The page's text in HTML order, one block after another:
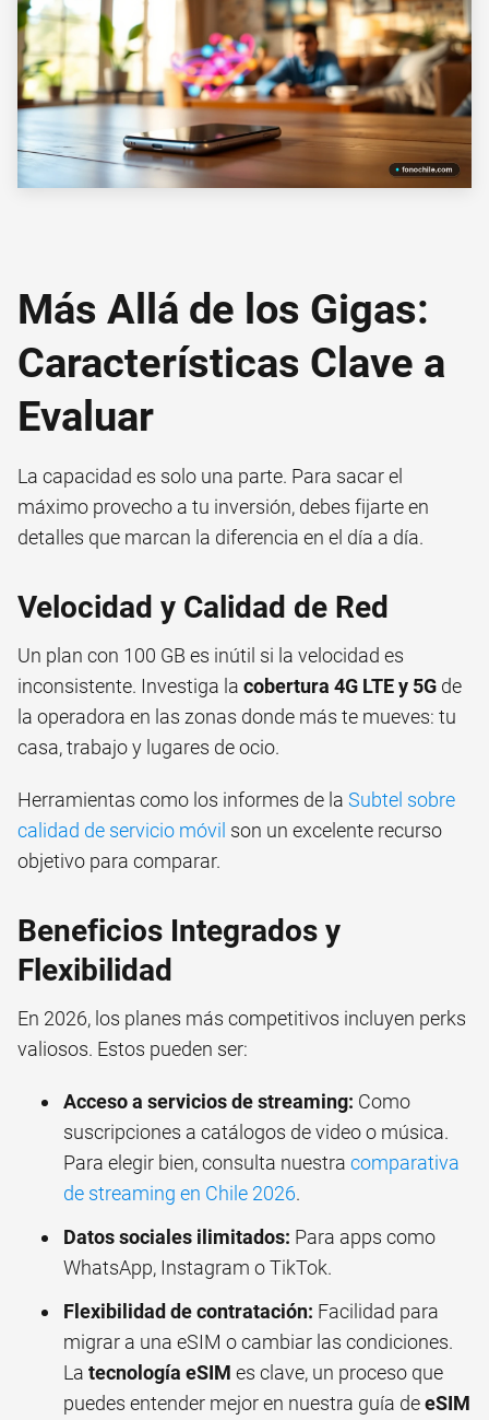
Más Allá de los Gigas:
Características Clave a
Evaluar
La capacidad es solo una parte. Para sacar el
máximo provecho a tu inversión, debes fijarte en
detalles que marcan la diferencia en el día a día.
Velocidad y Calidad de Red
Un plan con 100 GB es inútil si la velocidad es
inconsistente. Investiga la cobertura 4G LTE y 5G de
la operadora en las zonas donde más te mueves: tu
casa, trabajo y lugares de ocio.
Herramientas como los informes de la Subtel sobre
calidad de servicio móvil son un excelente recurso
objetivo para comparar.
Beneficios Integrados y
Flexibilidad
En 2026, los planes más competitivos incluyen perks
valiosos. Estos pueden ser:
Acceso a servicios de streaming: Como
suscripciones a catálogos de video o música.
Para elegir bien, consulta nuestra comparativa
de streaming en Chile 2026.
Datos sociales ilimitados: Para apps como
WhatsApp, Instagram o TikTok.
Flexibilidad de contratación: Facilidad para
migrar a una eSIM o cambiar las condiciones.
La tecnología eSIM es clave, un proceso que
puedes entender mejor en nuestra guía deeSIM